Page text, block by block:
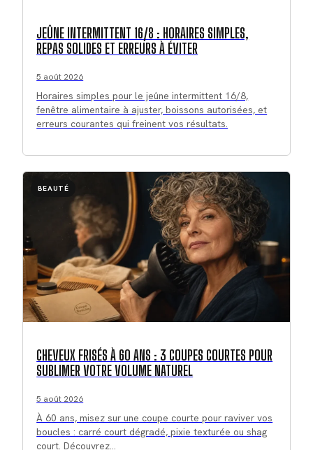
JEÛNE INTERMITTENT 16/8 : HORAIRES SIMPLES,
REPAS SOLIDES ET ERREURS À ÉVITER
5 août 2026
Horaires simples pour le jeûne intermittent 16/8,
fenêtre alimentaire à ajuster, boissons autorisées, et
erreurs courantes qui freinent vos résultats.
BEAUTÉ
CHEVEUX FRISÉS À 60 ANS : 3 COUPES COURTES POUR
SUBLIMER VOTRE VOLUME NATUREL
5 août 2026
À 60 ans, misez sur une coupe courte pour raviver vos
boucles : carré court dégradé, pixie texturée ou shag
court. Découvrez…